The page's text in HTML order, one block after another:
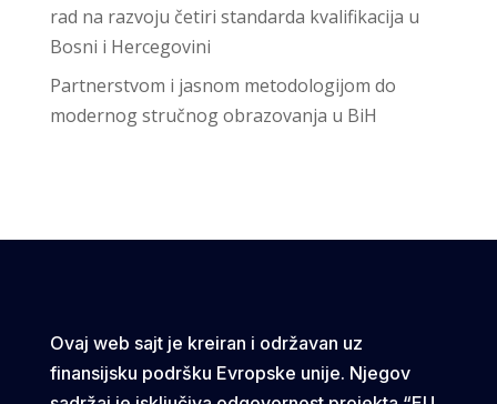
rad na razvoju četiri standarda kvalifikacija u
Bosni i Hercegovini
Partnerstvom i jasnom metodologijom do
modernog stručnog obrazovanja u BiH
Ovaj web sajt je kreiran i održavan uz
finansijsku podršku Evropske unije. Njegov